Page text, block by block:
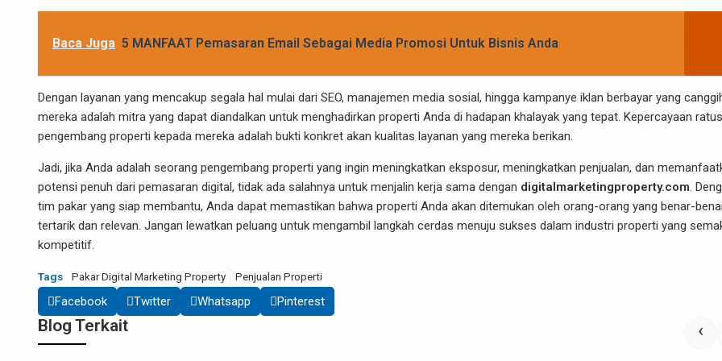
Baca Juga 5 MANFAAT Pemasaran Email Sebagai Media Promosi Untuk Bisnis Anda
Dengan layanan yang mencakup segala hal mulai dari SEO, manajemen media sosial, hingga kampanye iklan berbayar yang
mereka adalah mitra yang dapat diandalkan untuk menghadirkan properti Anda di hadapan khalayak yang tepat. Kepercayaan
pengembang properti kepada mereka adalah bukti konkret akan kualitas layanan yang mereka berikan.
Jadi, jika Anda adalah seorang pengembang properti yang ingin meningkatkan eksposur, meningkatkan penjualan, dan
potensi penuh dari pemasaran digital, tidak ada salahnya untuk menjalin kerja sama dengan digitalmarketingproperty.com.
tim pakar yang siap membantu, Anda dapat memastikan bahwa properti Anda akan ditemukan oleh orang-orang yang benar-
tertarik dan relevan. Jangan lewatkan peluang untuk mengambil langkah cerdas menuju sukses dalam industri properti yang
kompetitif.
Tags Pakar Digital Marketing Property Penjualan Properti
Facebook Twitter Whatsapp Pinterest
Blog Terkait ‹